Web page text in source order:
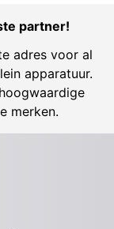
partner!
adres voor al
apparatuur.
merken.